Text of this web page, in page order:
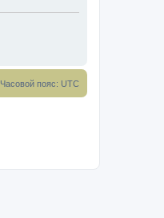
Часовой пояс: UTC